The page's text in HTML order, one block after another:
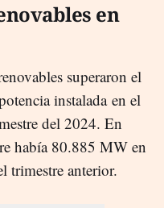
en
superaron el
instalada en el
del 2024. En
había 80.885 MW en
trimestre anterior.